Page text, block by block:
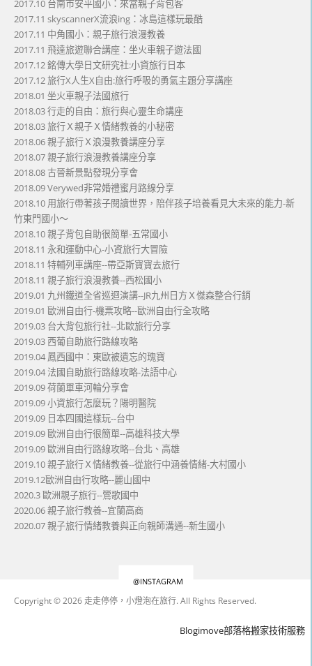
2017.10 台南市安平國小：來當親子背包客
2017.11 skyscannerX流浪ing：冰島這樣玩最酷
2017.11 中角國小：親子旅行浪漫教養
2017.11 飛達旅遊聯合講座：坐火車親子遊法國
2017.12 銘傳大學日文研究社:小資旅行日本
2017.12 旅行X人生X自由:旅行呼吸的勇氣主題分享講座
2018.01 坐火車親子法國旅行
2018.03 行走的自由：旅行與心靈生命講座
2018.03 旅行Ｘ親子Ｘ情緒教養的小秘密
2018.06 親子旅行Ｘ浪漫教養講座分享
2018.07 親子旅行浪漫教養講座分享
2018.08 古晉新景點發現分享會
2018.09 Verywed非常婚禮蜜月路線分享
2018.10 用旅行帶著孩子閱讀世界，陪伴孩子培養看見大未來的能力-新
竹東門國小～
2018.10 親子背包自助很簡單-五常國小
2018.11 永和運動中心-小資旅行大冒險
2018.11 特輔列車講座--帶亞斯寶寶去旅行
2018.11 親子旅行浪漫教養--西松國小
2019.01 九州鐵道全省巡迴演講--JR九州日方Ｘ傑森整合行銷
2019.01 歐洲自由行-機票攻略--歐洲自由行全攻略
2019.03 台大背包旅行社--北歐旅行分享
2019.03 西葡自助旅行路線攻略
2019.04 鳳西國中：東歐被遺忘的瑰寶
2019.04 法國自助旅行路線攻略-法語中心
2019.09 荷蘭單車河輪分享會
2019.09 小資旅行怎麼玩？陽明醫院
2019.09 日本四國這樣玩--台中
2019.09 歐洲自由行很簡單--高雄科技大學
2019.09 歐洲自由行路線攻略--台北、高雄
2019.10 親子旅行Ｘ情緒教養--從旅行中涵養情緒-大村國小
2019.12歐洲自由行攻略--麗山國中
2020.3 歐洲親子旅行--鶯歌國中
2020.06 親子旅行教養--宜蘭高商
2020.07 親子旅行情緒教養與正向親師溝通--新生國小
@INSTAGRAM
Copyright © 2026 走走停停，小燈泡在旅行. All Rights Reserved.
Blogimove部落格搬家技術服務